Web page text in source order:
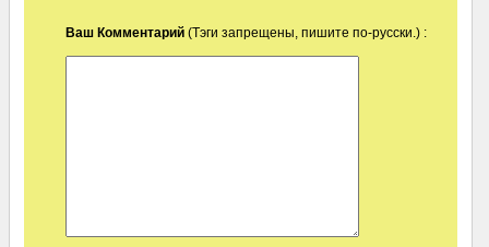
Ваш Комментарий (Тэги запрещены, пишите по-русски.) :